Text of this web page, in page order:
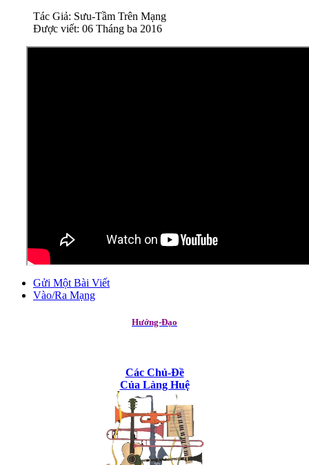
Tác Giả: Sưu-Tầm Trên Mạng
Được viết: 06 Tháng ba 2016
Gửi Một Bài Viết
Vào/Ra Mạng
Hướng-Đạo
Các Chủ-Đề
Của Làng Huệ